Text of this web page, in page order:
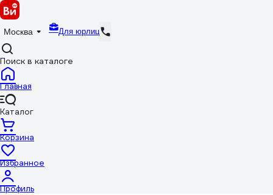
Москва Для юрлиц
Поиск в каталоге
Главная
Каталог
Корзина
Избранное
Профиль